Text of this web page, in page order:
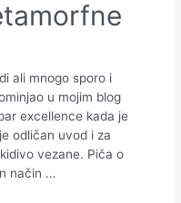
ali mnogo sporo i
u mojim blog
excellence kada je
odličan uvod i za
vezane. Piča o
način …